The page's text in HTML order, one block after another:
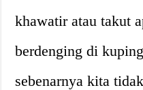
khawatir atau takut
berdenging di
sebenarnya kita